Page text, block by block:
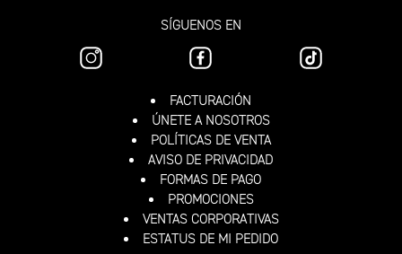
SÍGUENOS EN
FACTURACIÓN
ÚNETE A NOSOTROS
POLÍTICAS DE VENTA
AVISO DE PRIVACIDAD
FORMAS DE PAGO
PROMOCIONES
VENTAS CORPORATIVAS
ESTATUS DE MI PEDIDO